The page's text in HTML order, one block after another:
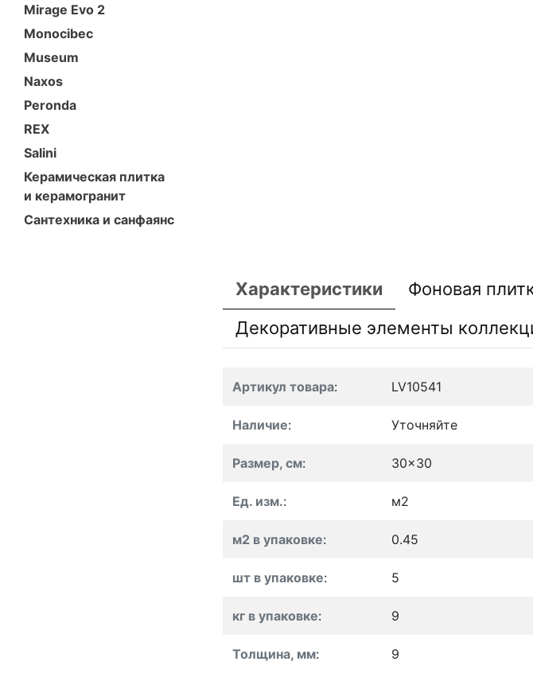
Mirage Evo 2
Monocibec
Museum
Naxos
Peronda
REX
Salini
Керамическая плитка
и керамогранит
Сантехника и санфаянс
Характеристики
Фоновая
Декоративные элементы
Артикул товара: LV10541
Наличие: Уточняйте
Размер, см: 30x30
Ед. изм.: м2
м2 в упаковке: 0.45
шт в упаковке: 5
кг в упаковке: 9
Толщина, мм: 9